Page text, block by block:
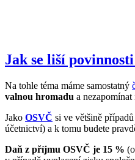
Jak se liší
Na tohle téma máme samostatný
valnou hromadu a nezapomínat
Jako OSVČ si ve většině
účetnictví) a k tomu budete
Daň z příjmu OSVČ je 15 %